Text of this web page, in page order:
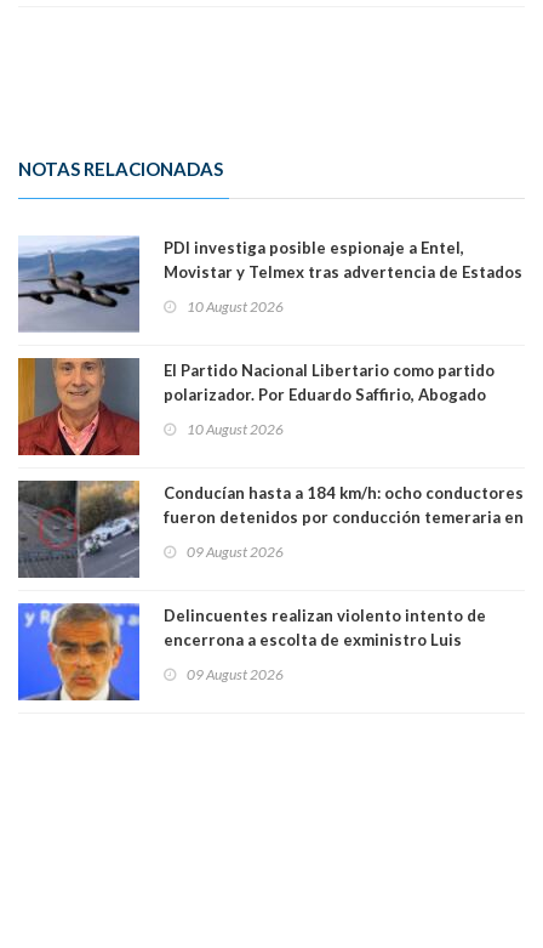
NOTAS RELACIONADAS
PDI investiga posible espionaje a Entel,
Movistar y Telmex tras advertencia de Estados
10 August 2026
El Partido Nacional Libertario como partido
polarizador. Por Eduardo Saffirio, Abogado
10 August 2026
Conducían hasta a 184 km/h: ocho conductores
fueron detenidos por conducción temeraria en
09 August 2026
Delincuentes realizan violento intento de
encerrona a escolta de exministro Luis
Lo Espejo
09 August 2026